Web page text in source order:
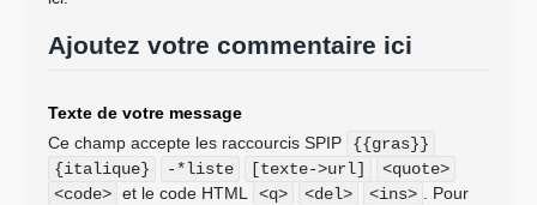
Ajoutez votre commentaire ici
Texte de votre message
Ce champ accepte les raccourcis SPIP
{{gras}}
{italique}
-*liste [texte->url]
<quote>
<code> et le code HTML <q> <del> <ins>
. Pour